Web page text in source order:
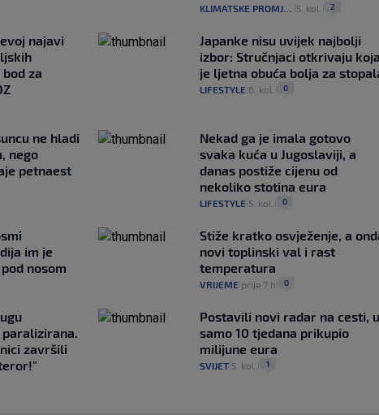
KLIMATSKE PROMJENE 5. kol. 2
najavi
za
Japanke nisu uvijek najbolji
izbor: Stručnjaci otkrivaju koja
je ljetna obuća bolja za
LIFESTYLE| 6. kol. 0
ne hladi
nego
petnaest
Nekad ga je imala gotovo
svaka kuća u Jugoslaviji, a
danas postiže cijenu od
nekoliko stotina eura
LIFESTYLE| 5. kol. 0
im je
nosom
Stiže kratko osvježenje, a
novi toplinski val i rast
temperatura
VRIJEME| prije 7 h 0
završili
Postavili novi radar na cesti, u
samo 10 tjedana prikupio
milijune eura
SVIJET| 5. kol. 1